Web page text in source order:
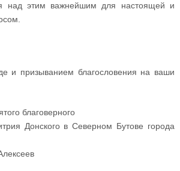
над этим важнейшим для настоящей и
и призыванием благословения на ваши
благоверного
Донского в Северном Бутове города